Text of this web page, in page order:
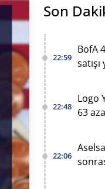
Son
22:59
BofA
satışı
22:48
Logo
63
22:06